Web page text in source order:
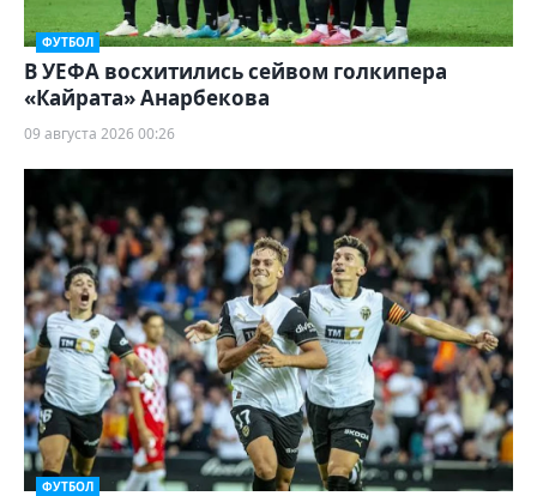
ФУТБОЛ
В УЕФА восхитились сейвом голкипера
«Кайрата» Анарбекова
09 августа 2026 00:26
ФУТБОЛ